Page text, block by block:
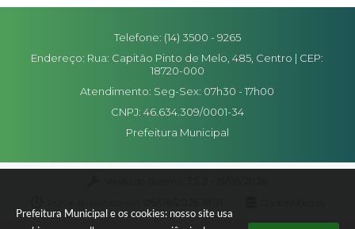
Prefeitura Municipal e os cookies: nosso site usa
Telefone: (14) 3500 - 9265
Endereço: Rua: Capitão Pinto de Melo, 485, Centro | CEP:
18720-000
Atendimento: Seg-Sex: 07h30 - 17h00
CNPJ: 46.634.309/0001-34
Prefeitura Municipal